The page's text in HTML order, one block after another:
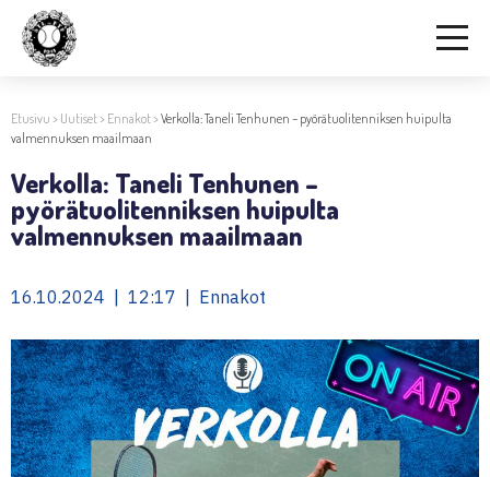
Etusivu > Uutiset> Ennakot>Verkolla: Taneli Tenhunen – pyörätuolitenniksen huipulta
valmennuksen maailmaan
Verkolla: Taneli Tenhunen –
pyörätuolitenniksen huipulta
valmennuksen maailmaan
16.10.2024 | 12:17 | Ennakot